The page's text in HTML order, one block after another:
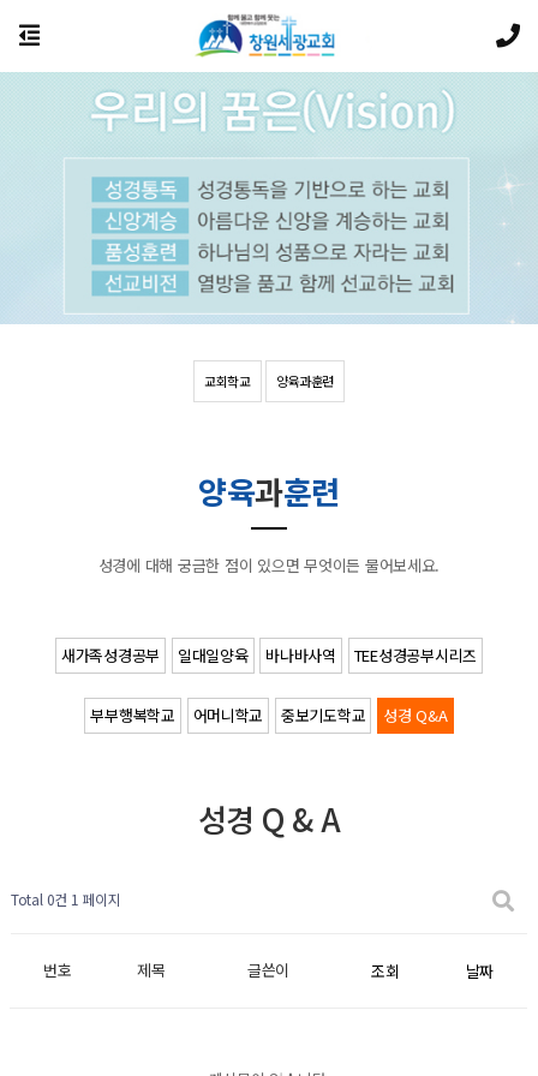
교회학교 양육과훈련
양육과훈련
성경에 대해 궁금한 점이 있으면 무엇이든 물어보세요.
새가족성경공부 일대일양육 바나바사역 TEE성경공부시리즈
부부행복학교 어머니학교 중보기도학교 성경 Q&A
성경 Q & A
Total 0건 1 페이지
번호 제목 글쓴이 조회 날짜